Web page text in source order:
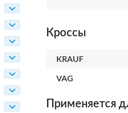
Кроссы
KRAUF
VAG
Применяется